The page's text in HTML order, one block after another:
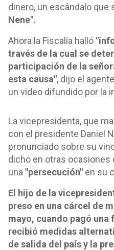
dinero, un escándalo que
Nene".
Ahora la Fiscalía halló
través de la cual se
participación de la
esta causa", dijo el
un video difundido por la
La vicepresidenta, que
con el presidente Daniel
pronunciado sobre su
dicho en otras ocasiones
una "persecución" en su
El hijo de la
preso en una cárcel de
mayo, cuando pagó una
recibió medidas
de salida del país y la